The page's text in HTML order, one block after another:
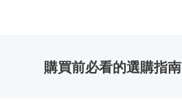
購買前必看的選購指南